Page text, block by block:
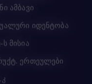
ამბავი
იდენტობა
ს მისია
ერთეულები